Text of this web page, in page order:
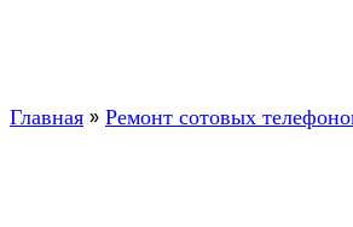
Главная»Ремонт сотовых